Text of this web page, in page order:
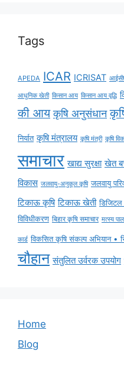
Tags
APEDA ICAR ICRISAT
आधुनिक खेती किसान आय किसान आय वृद्धि
की आय कृषि अनुसंधान
निर्यात कृषि मंत्रालय कृषि मंत्री कृषि
समाचार खाद्य सुरक्षा खेत
विकास जलवायु-अनुकूल कृषि जलवायु
टिकाऊ कृषि टिकाऊ खेती डिजिटल
विविधीकरण बिहार कृषि समाचार मत्स्य
कार्ड विकसित कृषि संकल्प अभियान •
चौहान संतुलित उर्वरक उपयोग
Home
Blog